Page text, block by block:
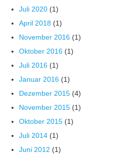
Juli 2020 (1)
April 2018 (1)
November 2016 (1)
Oktober 2016 (1)
Juli 2016 (1)
Januar 2016 (1)
Dezember 2015 (4)
November 2015 (1)
Oktober 2015 (1)
Juli 2014 (1)
Juni 2012 (1)